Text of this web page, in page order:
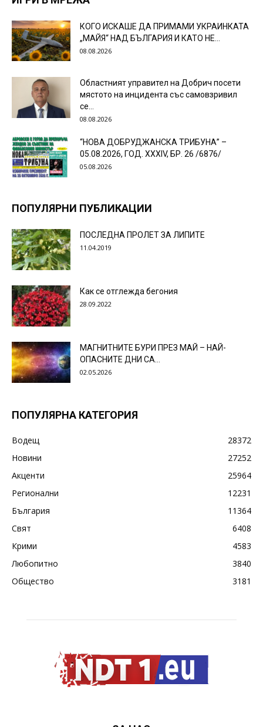
КОГО ИСКАШЕ ДА ПРИМАМИ УКРАИНКАТА
„МАЙЯ“ НАД БЪЛГАРИЯ И КАТО НЕ...
08.08.2026
Областният управител на Добрич посети
мястото на инцидента със самовзривил
се...
08.08.2026
“НОВА ДОБРУДЖАНСКА ТРИБУНА” –
05.08.2026, ГОД. XXХIV, БР. 26 /6876/
05.08.2026
ПОПУЛЯРНИ ПУБЛИКАЦИИ
ПОСЛЕДНА ПРОЛЕТ ЗА ЛИПИТЕ
11.04.2019
Как се отглежда бегония
28.09.2022
МАГНИТНИТЕ БУРИ ПРЕЗ МАЙ – НАЙ-
ОПАСНИТЕ ДНИ СА…
02.05.2026
ПОПУЛЯРНА КАТЕГОРИЯ
Водещ
28372
Новини
27252
Акценти
25964
Регионални
12231
България
11364
Свят
6408
Крими
4583
Любопитно
3840
Общество
3181